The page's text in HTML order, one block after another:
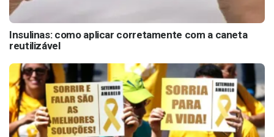
Insulinas: como aplicar corretamente com a caneta
reutilizável